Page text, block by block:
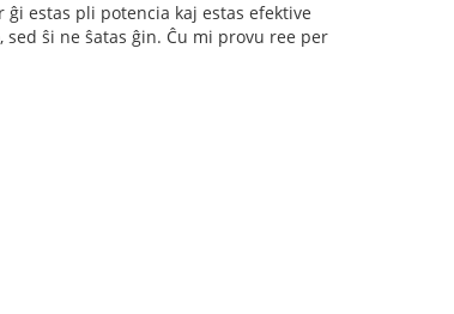
estas pli potencia kaj estas efektive
ŝi ne ŝatas ĝin. Ĉu mi provu ree per